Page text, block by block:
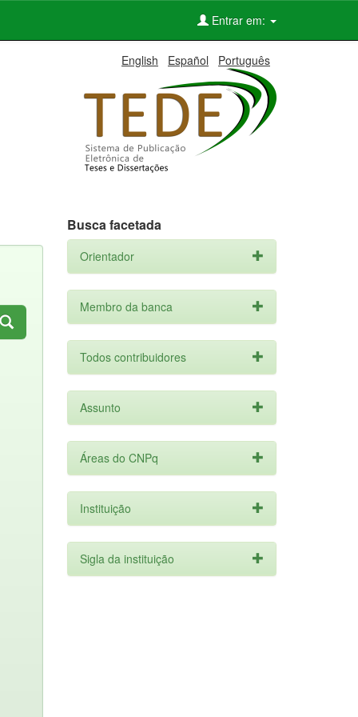
Entrar em:
English Español Português
Busca facetada
Orientador
Membro da banca
Todos contribuidores
Assunto
Áreas do CNPq
Instituição
Sigla da instituição